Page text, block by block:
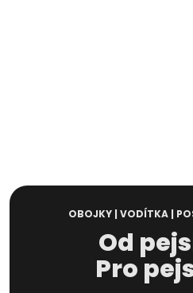
OBOJKY | VODÍTKA |
Od
Pro